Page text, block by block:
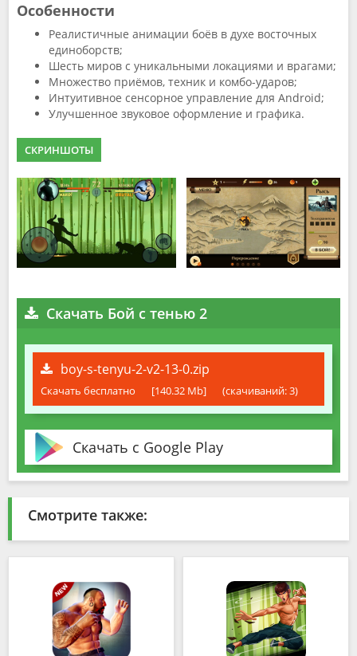
Особенности
Реалистичные анимации боёв в духе восточных
единоборств;
Шесть миров с уникальными локациями и врагами;
Множество приёмов, техник и комбо-ударов;
Интуитивное сенсорное управление для Android;
Улучшенное звуковое оформление и графика.
СКРИНШОТЫ
Скачать Бой с тенью 2
boy-s-tenyu-2-v2-13-0.zip
Скачать бесплатно [140.32 Mb] (cкачиваний: 3)
Скачать с Google Play
Смотрите также: